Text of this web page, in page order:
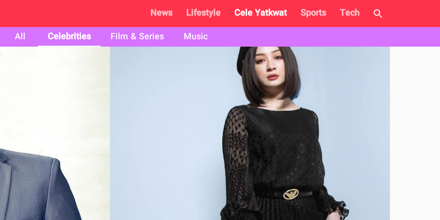
News Lifestyle Cele Yatkwat Sports
Tech
All
Celebrities Film & Series
Music